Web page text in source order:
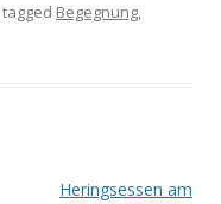
Begegnung,
Heringsessen am